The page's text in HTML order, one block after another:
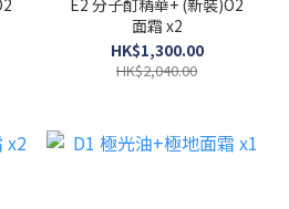
E2 分子酊精華+ (新裝)O2
面霜 x2
HK$1,300.00
HK$2,040.00